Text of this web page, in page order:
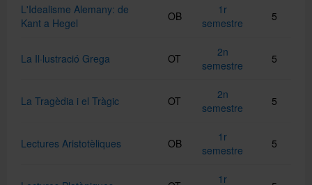
L'Idealisme Alemany: de
Kant a Hegel
OB
1r
semestre
5
La Il·lustració Grega OT
2n
semestre
5
La Tragèdia i el Tràgic OT
2n
semestre
5
Lectures Aristotèliques OB
1r
semestre
5
1r